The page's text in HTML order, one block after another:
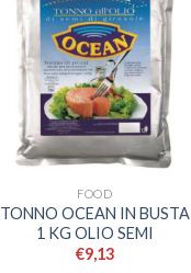
FOOD
TONNO OCEAN IN BUSTA
1 KG OLIO SEMI
€9,13